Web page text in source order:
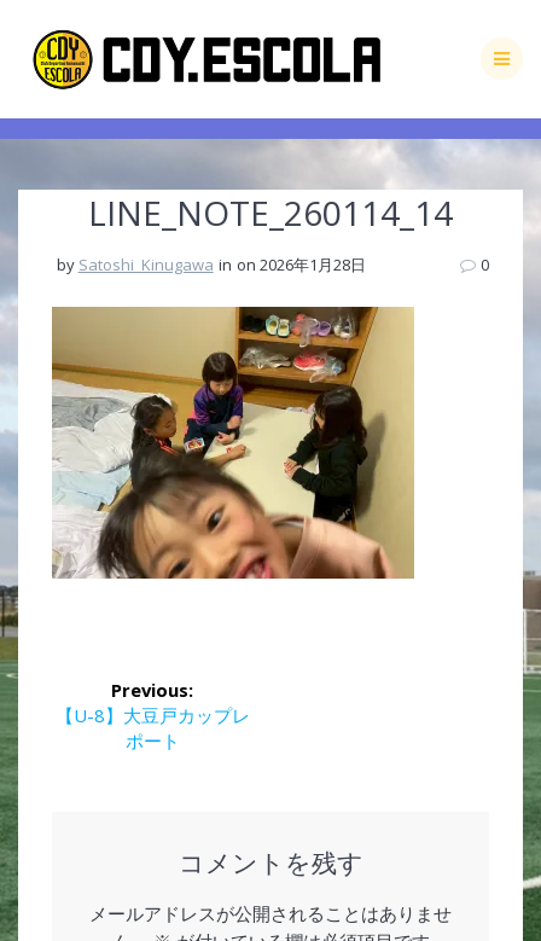
to
content
LINE_NOTE_260114_14
by Satoshi_Kinugawa in on 2026年1月28日 0
投
稿
ナ
ゲ
ー
Previous:
Previous
【U-8】大豆戸カップレ
ポート
コメントを残す
メールアドレスが公開されることはありませ